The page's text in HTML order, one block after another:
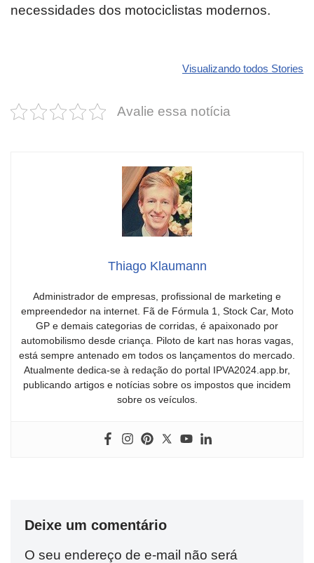
necessidades dos motociclistas modernos.
Visualizando todos Stories
2025!
Dodge pode ter
de emoção
que
Avalie essa notícia
Thiago Klaumann
Administrador de empresas, profissional de marketing e
empreendedor na internet. Fã de Fórmula 1, Stock Car, Moto
GP e demais categorias de corridas, é apaixonado por
automobilismo desde criança. Piloto de kart nas horas vagas,
está sempre antenado em todos os lançamentos do mercado.
Atualmente dedica-se à redação do portal IPVA2024.app.br,
publicando artigos e notícias sobre os impostos que incidem
sobre os veículos.
Deixe um comentário
O seu endereço de e-mail não será